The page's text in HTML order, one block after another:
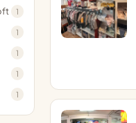
1
1
1
1
1